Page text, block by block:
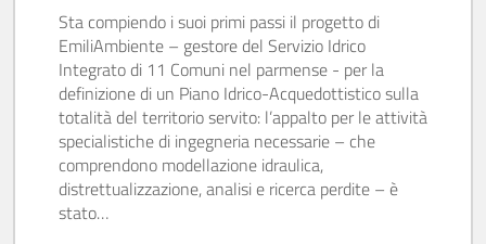
Sta compiendo i suoi primi passi il progetto di
EmiliAmbiente – gestore del Servizio Idrico
Integrato di 11 Comuni nel parmense - per la
definizione di un Piano Idrico-Acquedottistico sulla
totalità del territorio servito: l’appalto per le attività
specialistiche di ingegneria necessarie – che
comprendono modellazione idraulica,
distrettualizzazione, analisi e ricerca perdite – è
stato…